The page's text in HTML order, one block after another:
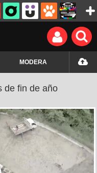
MODERA
de fin de año